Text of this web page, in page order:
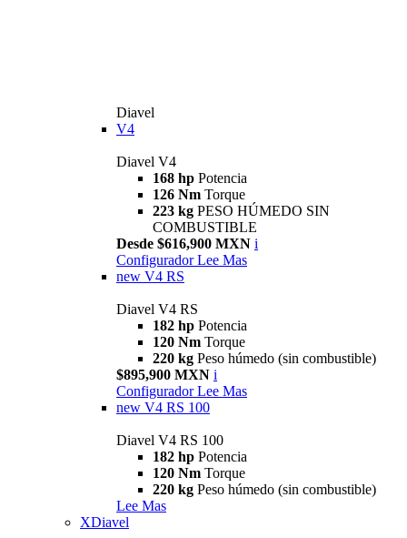
Diavel
V4
Diavel V4
168 hp Potencia
126 Nm Torque
223 kg PESO HÚMEDO SIN
COMBUSTIBLE
Desde $616,900 MXN i
Configurador Lee Mas
new V4 RS
Diavel V4 RS
182 hp Potencia
120 Nm Torque
220 kg Peso húmedo (sin combustible)
$895,900 MXN i
Configurador Lee Mas
new V4 RS 100
Diavel V4 RS 100
182 hp Potencia
120 Nm Torque
220 kg Peso húmedo (sin combustible)
Lee Mas
XDiavel